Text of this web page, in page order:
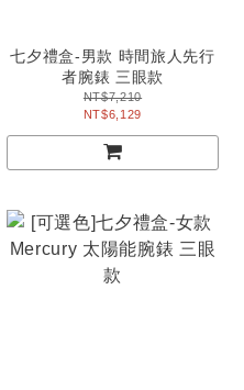
七夕禮盒-男款 時間旅人先行
者腕錶 三眼款
NT$7,210
NT$6,129